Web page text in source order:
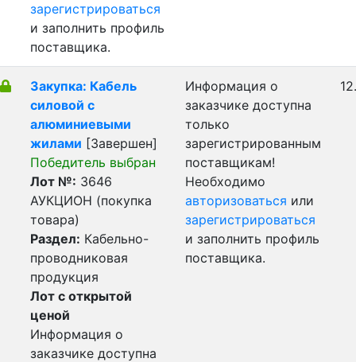
зарегистрироваться
и заполнить профиль
поставщика.
Закупка: Кабель
силовой с
алюминиевыми
жилами [Завершен]
Победитель выбран
Лот №: 3646
АУКЦИОН (покупка
товара)
Раздел: Кабельно-
проводниковая
продукция
Лот с открытой
ценой
Информация о
заказчике доступна
Информация о
заказчике доступна
только
зарегистрированным
поставщикам!
Необходимо
авторизоваться или
зарегистрироваться
и заполнить профиль
поставщика.